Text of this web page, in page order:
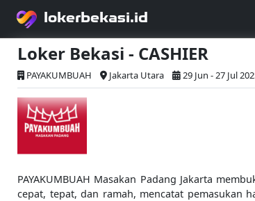
lokerbekasi.id
Loker Bekasi - CASHIER
PAYAKUMBUAH Jakarta Utara 29 Jun - 27 Jul
PAYAKUMBUAH Masakan Padang Jakarta
cepat, tepat, dan ramah, mencatat pemasukan